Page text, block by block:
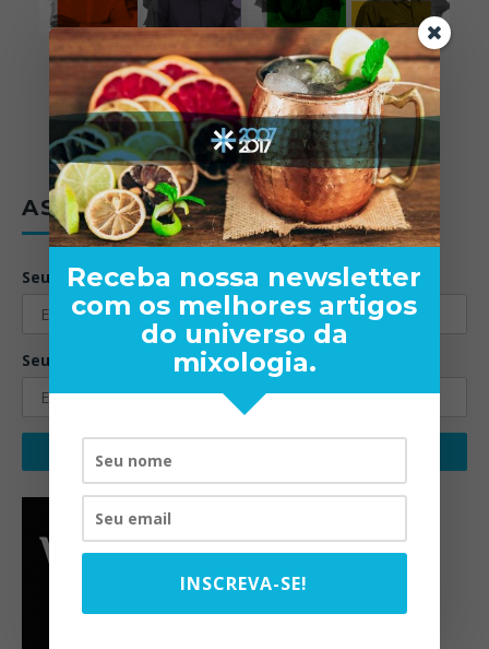
ASSINE A NEWSLETTER
Seu nome:
Seu email:
Receba nossa newsletter
com os melhores artigos
do universo da
mixologia.
INSCREVA-SE!